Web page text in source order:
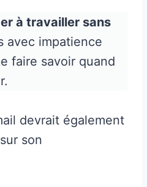
à travailler sans
avec impatience
faire savoir quand
devrait également
son